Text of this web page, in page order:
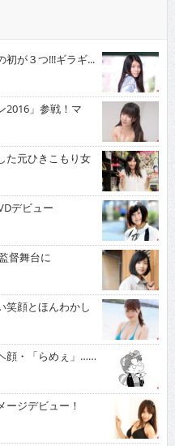
が３つ!!!ギラギ...
」参戦！マ
元ひきこもり女
デビュー
督舞台に
顔とほんわかし
顔・「らめぇ」……
ジデビュー！